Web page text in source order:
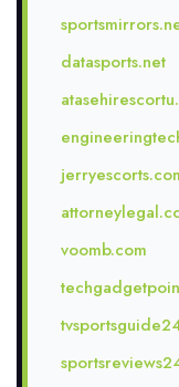
datasports.net
voomb.com